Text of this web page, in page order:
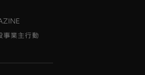
事業主行動